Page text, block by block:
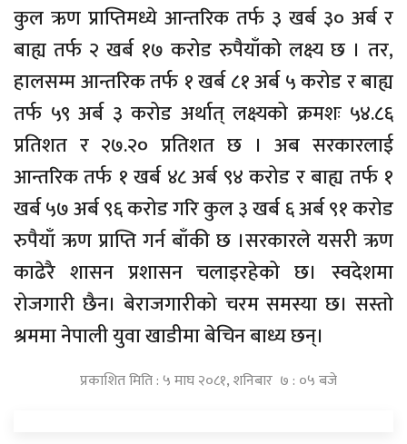
कुल ऋण प्राप्तिमध्ये आन्तरिक तर्फ ३ खर्ब ३० अर्ब र
बाह्य तर्फ २ खर्ब १७ करोड रुपैयाँको लक्ष्य छ । तर,
हालसम्म आन्तरिक तर्फ १ खर्ब ८१ अर्ब ५ करोड र बाह्य
तर्फ ५९ अर्ब ३ करोड अर्थात् लक्ष्यको क्रमशः ५४.८६
प्रतिशत र २७.२० प्रतिशत छ । अब सरकारलाई
आन्तरिक तर्फ १ खर्ब ४८ अर्ब ९४ करोड र बाह्य तर्फ १
खर्ब ५७ अर्ब ९६ करोड गरि कुल ३ खर्ब ६ अर्ब ९१ करोड
रुपैयाँ ऋण प्राप्ति गर्न बाँकी छ ।सरकारले यसरी ऋण
काढेरै शासन प्रशासन चलाइरहेको छ। स्वदेशमा
रोजगारी छैन। बेराजगारीको चरम समस्या छ। सस्तो
श्रममा नेपाली युवा खाडीमा बेचिन बाध्य छन्।
प्रकाशित मिति : ५ माघ २०८१, शनिबार ७ : ०५ बजे